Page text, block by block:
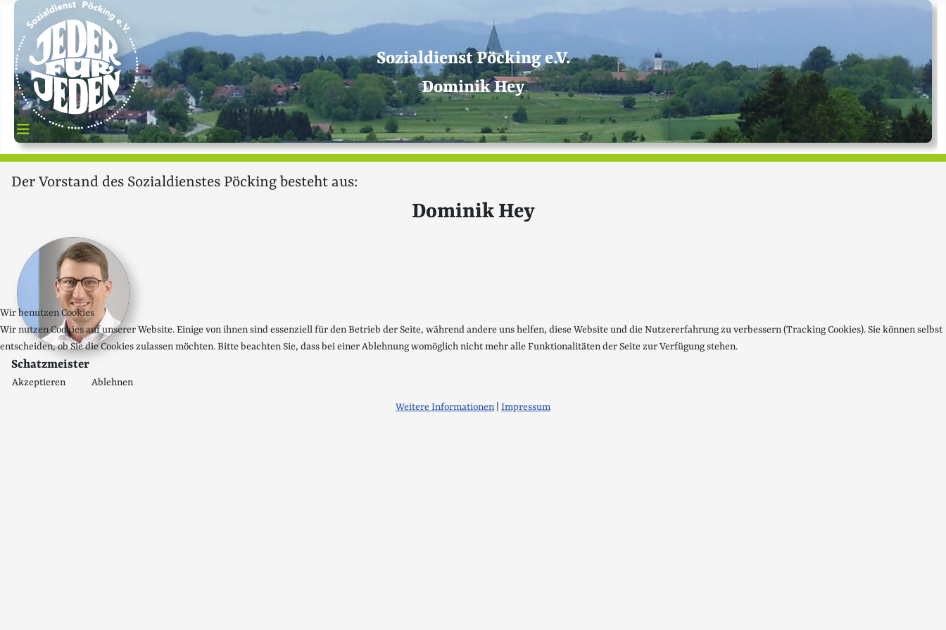
Sozialdienst Pöcking e.V.
Dominik Hey
Der Vorstand des Sozialdienstes Pöcking besteht aus:
Dominik Hey
Schatzmeister
Wir benutzen Cookies
Wir nutzen Cookies auf unserer Website. Einige von ihnen sind essenziell für den Betrieb der Seite, während andere uns helfen, diese Website und die Nutzererfahrung zu verbessern (Tracking Cookies). Sie können selbst
entscheiden, ob Sie die Cookies zulassen möchten. Bitte beachten Sie, dass bei einer Ablehnung womöglich nicht mehr alle Funktionalitäten der Seite zur Verfügung stehen.
Akzeptieren Ablehnen
Weitere Informationen Impressum